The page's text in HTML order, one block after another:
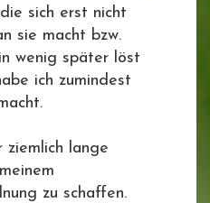
sich erst nicht
sie macht bzw.
wenig später löst
ich zumindest
ziemlich lange
zu schaffen.